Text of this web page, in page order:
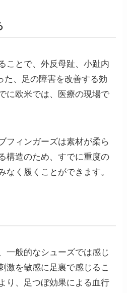
ことで、外反母趾、小趾内
た、足の障害を改善する効
に欧米では、医療の現場で
フィンガーズは素材が柔ら
構造のため、すでに重度の
なく履くことができます。
一般的なシューズでは感じ
激を敏感に足裏で感じるこ
り、足つぼ効果による血行